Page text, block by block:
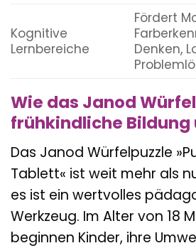
Kognitive
Lernbereiche
Fördert
Denken,
Wie das Janod
frühkindliche
Das Janod Würfelpuzzle
Tablett« ist weit mehr als
es ist ein wertvolles
Werkzeug. Im Alter von 18
beginnen Kinder, ihre